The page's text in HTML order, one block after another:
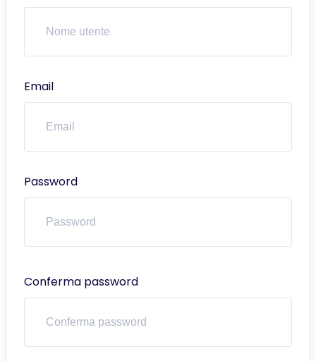
Email
Password
Conferma password